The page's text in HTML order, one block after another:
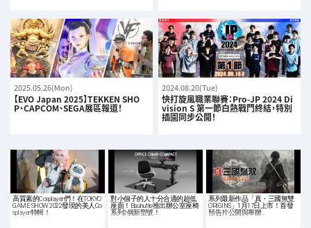
2025.05.26(Mon)
【EVO Japan 2025】TEKKEN SHO
P、CAPCOM、SEGA展區報道！
2024.08.20(Tue)
快打旋風職業聯賽：Pro-JP 2024 Di
vision S 第一節白熱戰鬥終結，特別
插圖同步公開！
高質素的Cosplayer們！在TOKYO
GAME SHOW 2022發現的美人Co
splayer特輯！
對小個子的人十分合適的超低
座面！Bauhutte推出辦公室座椅
系列2個新型號！
系列最新作品「真・三國無雙
ORIGINS」1月17日上市！首發
預告片公開與舉辦…